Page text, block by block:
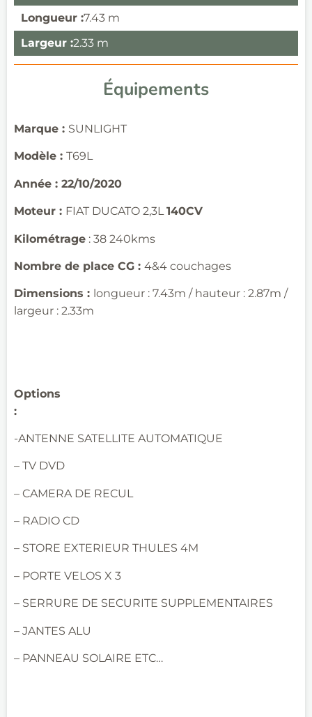
Longueur :7.43 m
Largeur :2.33 m
Équipements
Marque : SUNLIGHT
Modèle : T69L
Année : 22/10/2020
Moteur : FIAT DUCATO 2,3L140CV
Kilométrage : 38 240kms
Nombre de place CG : 4&4 couchages
Dimensions : longueur : 7.43m / hauteur : 2.87m /
largeur : 2.33m
Options
-ANTENNE SATELLITE AUTOMATIQUE
– TV DVD
– CAMERA DE RECUL
– RADIO CD
– STORE EXTERIEUR THULES 4M
– PORTE VELOS X 3
– SERRURE DE SECURITE SUPPLEMENTAIRES
– JANTES ALU
– PANNEAU SOLAIRE ETC…